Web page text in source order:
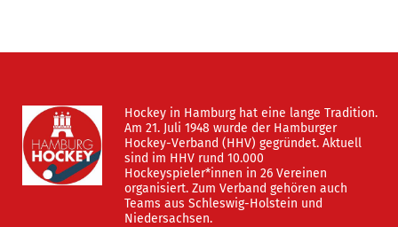
Hockey in Hamburg hat eine lange Tradition.
Am 21. Juli 1948 wurde der Hamburger
Hockey-Verband (HHV) gegründet. Aktuell
sind im HHV rund 10.000
Hockeyspieler*innen in 26 Vereinen
organisiert. Zum Verband gehören auch
Teams aus Schleswig-Holstein und
Niedersachsen.